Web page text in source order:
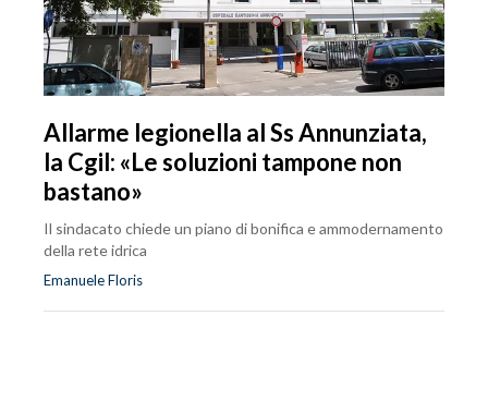
Allarme legionella al Ss Annunziata,
la Cgil: «Le soluzioni tampone non
bastano»
Il sindacato chiede un piano di bonifica e ammodernamento
della rete idrica
Emanuele Floris